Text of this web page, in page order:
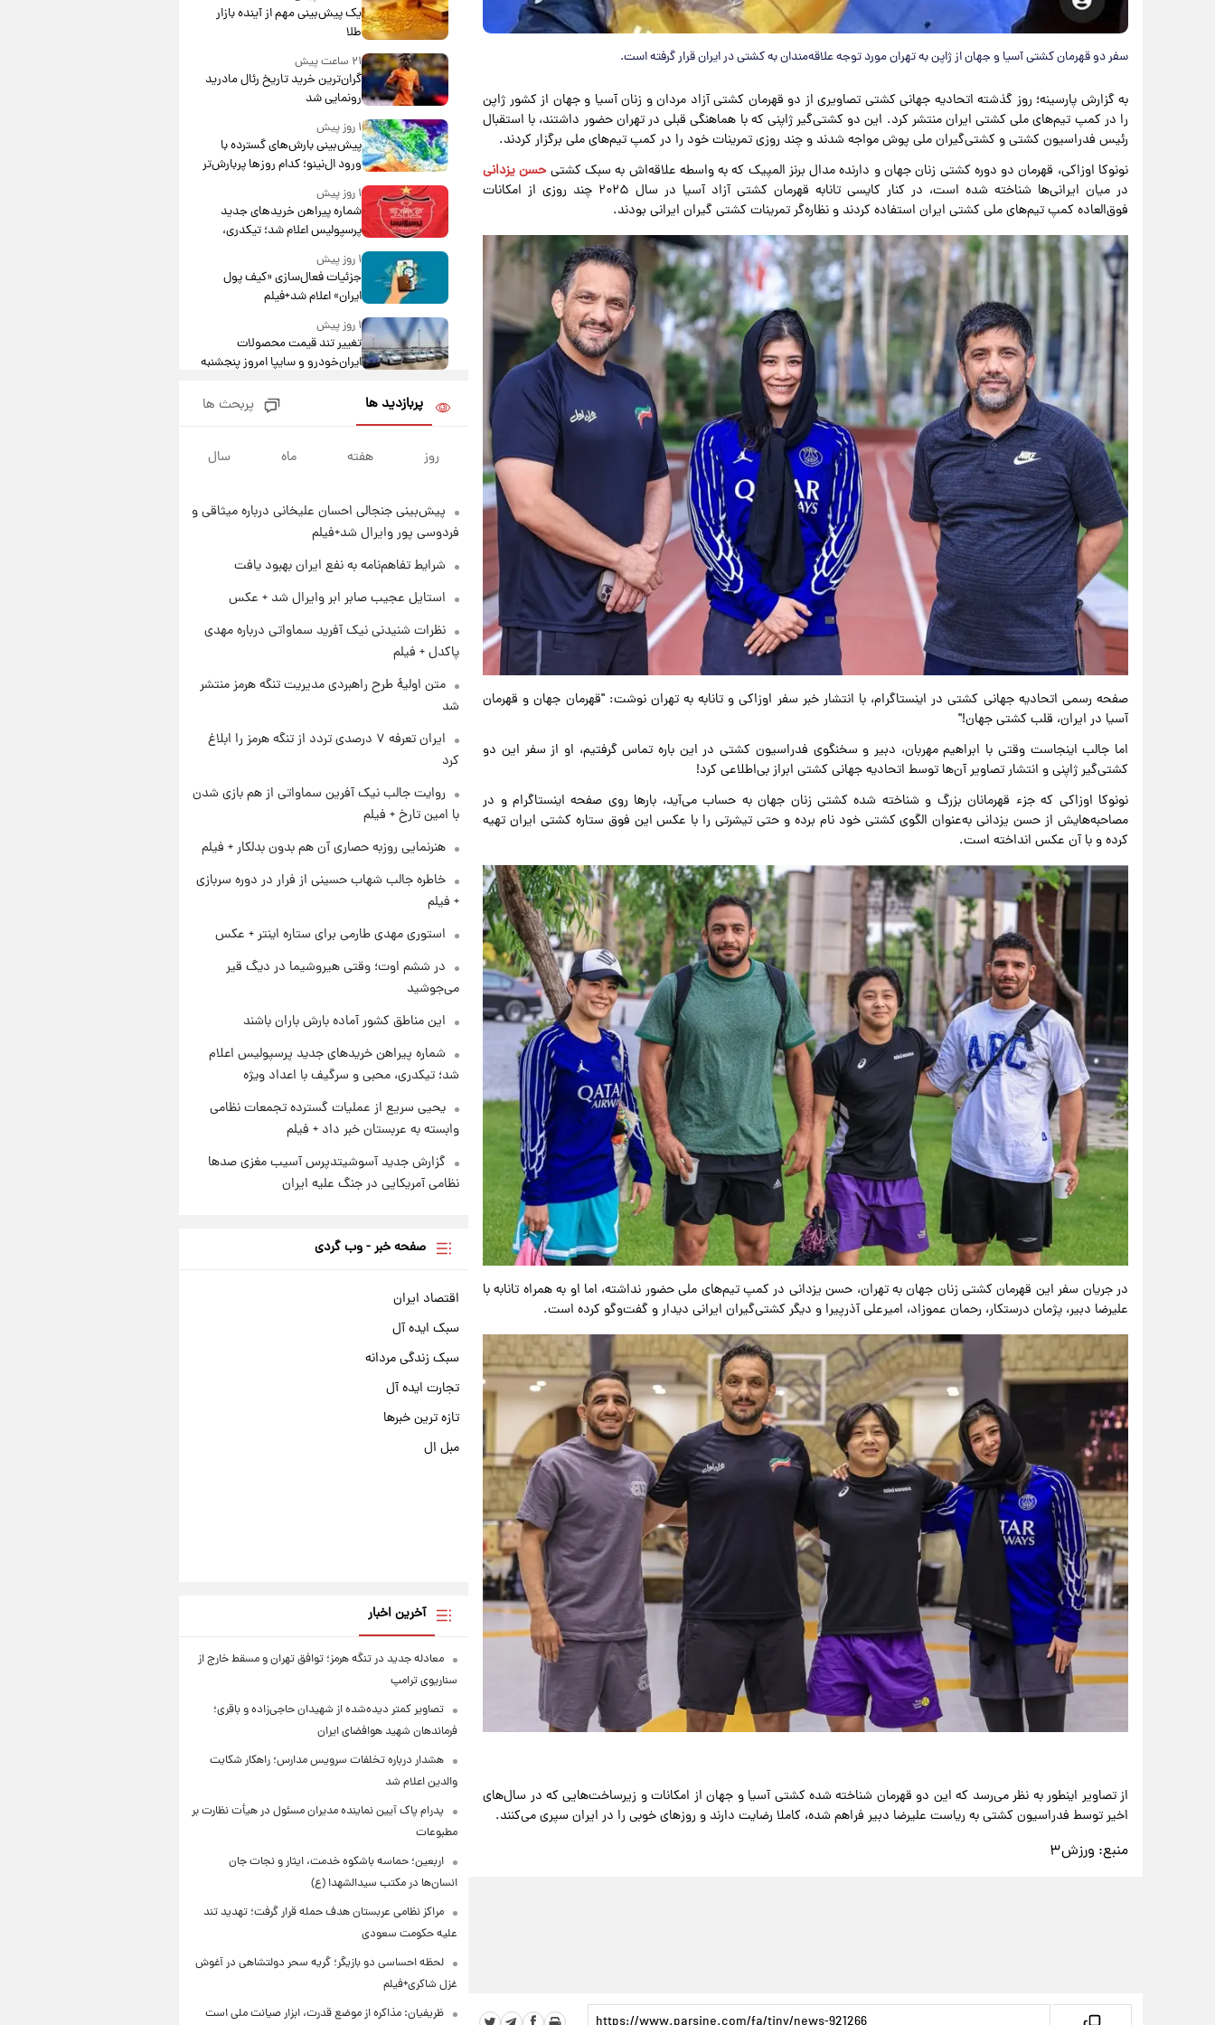
سفر دو قهرمان کشتی آسیا و جهان از ژاپن به تهران مورد توجه علاقه‌مندان به کشتی در ایران قرار گرفته است.
به گزارش پارسینه؛ روز گذشته اتحادیه جهانی کشتی تصاویری از دو قهرمان کشتی آزاد مردان و زنان آسیا و جهان از کشور ژاپن
را در کمپ تیم‌های ملی کشتی ایران منتشر کرد. این دو کشتی‌گیر ژاپنی که با هماهنگی قبلی در تهران حضور داشتند، با استقبال
رئیس فدراسیون کشتی و کشتی‌گیران ملی پوش مواجه شدند و چند روزی تمرینات خود را در کمپ تیم‌های ملی برگزار کردند.
نونوکا اوزاکی، قهرمان دو دوره کشتی زنان جهان و دارنده مدال برنز المپیک که به واسطه علاقه‌اش به سبک کشتی حسن یزدانی
در میان ایرانی‌ها شناخته شده است، در کنار کایسی تانابه قهرمان کشتی آزاد آسیا در سال ۲۰۲۵ چند روزی از امکانات
فوق‌العاده کمپ تیم‌های ملی کشتی ایران استفاده کردند و نظاره‌گر تمرینات کشتی گیران ایرانی بودند.
صفحه رسمی اتحادیه جهانی کشتی در اینستاگرام، با انتشار خبر سفر اوزاکی و تانابه به تهران نوشت: "قهرمان جهان و قهرمان
آسیا در ایران، قلب کشتی جهان!"
اما جالب اینجاست وقتی با ابراهیم مهربان، دبیر و سخنگوی فدراسیون کشتی در این باره تماس گرفتیم، او از سفر این دو
کشتی‌گیر ژاپنی و انتشار تصاویر آن‌ها توسط اتحادیه جهانی کشتی ابراز بی‌اطلاعی کرد!
نونوکا اوزاکی که جزء قهرمانان بزرگ و شناخته شده کشتی زنان جهان به حساب می‌آید، بارها روی صفحه اینستاگرام و در
مصاحبه‌هایش از حسن یزدانی به‌عنوان الگوی کشتی خود نام برده و حتی تیشرتی را با عکس این فوق ستاره کشتی ایران تهیه
کرده و با آن عکس انداخته است.
در جریان سفر این قهرمان کشتی زنان جهان به تهران، حسن یزدانی در کمپ تیم‌های ملی حضور نداشته، اما او به همراه تانابه با
علیرضا دبیر، پژمان درستکار، رحمان عموزاد، امیرعلی آذرپیرا و دیگر کشتی‌گیران ایرانی دیدار و گفت‌وگو کرده است.
از تصاویر اینطور به نظر می‌رسد که این دو قهرمان شناخته شده کشتی آسیا و جهان از امکانات و زیرساخت‌هایی که در سال‌های
اخیر توسط فدراسیون کشتی به ریاست علیرضا دبیر فراهم شده، کاملا رضایت دارند و روزهای خوبی را در ایران سپری می‌کنند.
منبع: ورزش۳
یک پیش‌بینی مهم از آینده بازار
طلا
۲۱ ساعت پیش
گران‌ترین خرید تاریخ رئال مادرید
رونمایی شد
۱ روز پیش
پیش‌بینی بارش‌های گسترده با
ورود ال‌نینو؛ کدام روزها پربارش‌تر
خواهند بود؟
۱ روز پیش
شماره پیراهن خریدهای جدید
پرسپولیس اعلام شد؛ تیکدری،
محبی و سرگیف با اعداد ویژه
۱ روز پیش
جزئیات فعال‌سازی «کیف پول
ایران» اعلام شد+فیلم
۱ روز پیش
تغییر تند قیمت محصولات
ایران‌خودرو و سایپا امروز پنجشنبه
قیمت طلا و سکه امروز پنجشنبه
۱۵ مرداد ۱۴۰۵
۱ روز پیش
۱ روز پیش
شرایط تازه فروش اقساطی سایپا
اعلام شد؛ شاهین، کوییک، اطلس،
جدول
سیگنال‌های جدید برای بازار طلا؛
پیش‌بینی قیمت سکه و طلا فردا
پربازدید ها پربحث ها
روز هفته ماه سال
پیش‌بینی جنجالی احسان علیخانی درباره میثاقی و
فردوسی پور وایرال شد+فیلم
شرایط تفاهم‌نامه به نفع ایران بهبود یافت
استایل عجیب صابر ابر وایرال شد + عکس
نظرات شنیدنی نیک آفرید سماواتی درباره مهدی
پاکدل + فیلم
متن اولیۀ طرح راهبردی مدیریت تنگه هرمز منتشر
شد
ایران تعرفه ۷ درصدی تردد از تنگه هرمز را ابلاغ
کرد
روایت جالب نیک آفرین سماواتی از هم بازی شدن
با امین تارخ + فیلم
هنرنمایی روزبه حصاری آن هم بدون بدلکار + فیلم
خاطره جالب شهاب حسینی از فرار در دوره سربازی
+ فیلم
استوری مهدی طارمی برای ستاره اینتر + عکس
در ششم اوت؛ وقتی هیروشیما در دیگ قیر
می‌جوشید
این مناطق کشور آماده بارش باران باشند
شماره پیراهن خریدهای جدید پرسپولیس اعلام
شد؛ تیکدری، محبی و سرگیف با اعداد ویژه
یحیی سریع از عملیات گسترده تجمعات نظامی
وابسته به عربستان خبر داد + فیلم
گزارش جدید آسوشیتدپرس آسیب مغزی صدها
نظامی آمریکایی در جنگ علیه ایران
صفحه خبر - وب گردی
اقتصاد ایران
سبک ایده آل
سبک زندگی مردانه
تجارت ایده آل
تازه ترین خبرها
مبل ال
آخرین اخبار
معادله جدید در تنگه هرمز؛ توافق تهران و مسقط خارج از
سناریوی ترامپ
تصاویر کمتر دیده‌شده از شهیدان حاجی‌زاده و باقری؛
فرماندهان شهید هوافضای ایران
هشدار درباره تخلفات سرویس مدارس؛ راهکار شکایت
والدین اعلام شد
پدرام پاک آیین نماینده مدیران مسئول در هیأت نظارت بر
مطبوعات
اربعین؛ حماسه باشکوه خدمت، ایثار و نجات جان
انسان‌ها در مکتب سیدالشهدا (ع)
مراکز نظامی عربستان هدف حمله قرار گرفت؛ تهدید تند
علیه حکومت سعودی
لحظه احساسی دو بازیگر؛ گریه سحر دولتشاهی در آغوش
غزل شاکری+فیلم
ظریفیان: مذاکره از موضع قدرت، ابزار صیانت ملی است